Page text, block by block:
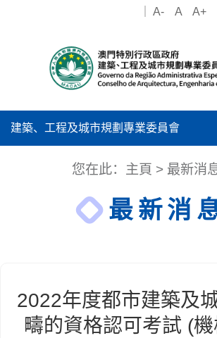
A- A A+
建築、工程及城市規劃專業委員會
您在此： 主頁 > 最新消
最新消
2022年度都市建築及
疇的資格認可考試 (